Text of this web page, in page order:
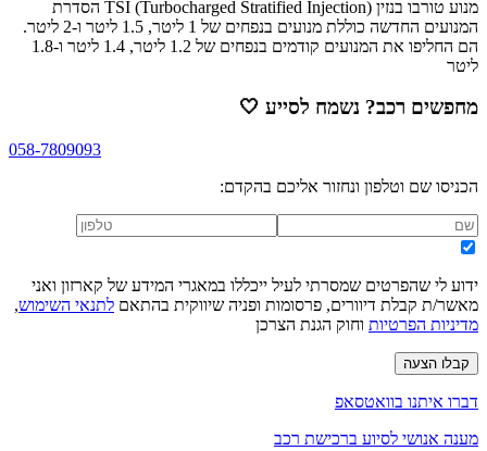
מנוע טורבו בנזין TSI (Turbocharged Stratified Injection) הסדרת
המנועים החדשה כוללת מנועים בנפחים של 1 ליטר, 1.5 ליטר ו-2 ליטר.
הם החליפו את המנועים קודמים בנפחים של 1.2 ליטר, 1.4 ליטר ו-1.8
ליטר
מחפשים רכב? נשמח לסייע 🤍
058-7809093
הכניסו שם וטלפון ונחזור אליכם בהקדם:
ידוע לי שהפרטים שמסרתי לעיל ייכללו במאגרי המידע של קארזון ואני
מאשר/ת קבלת דיוורים, פרסומות ופניה שיווקית בהתאם לתנאי השימוש,
מדיניות הפרטיות וחוק הגנת הצרכן
קבלו הצעה
דברו איתנו בוואטסאפ
מענה אנושי לסיוע ברכישת רכב